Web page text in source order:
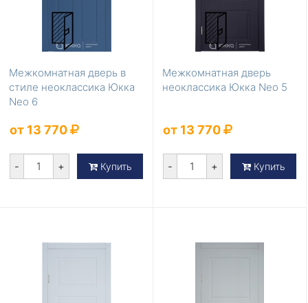
Межкомнатная дверь в
стиле неоклассика Юкка
Neo 6
от 13 770
- + Купить
Межкомнатная дверь
неоклассика Юкка Neo 5
от 13 770
- + Купить